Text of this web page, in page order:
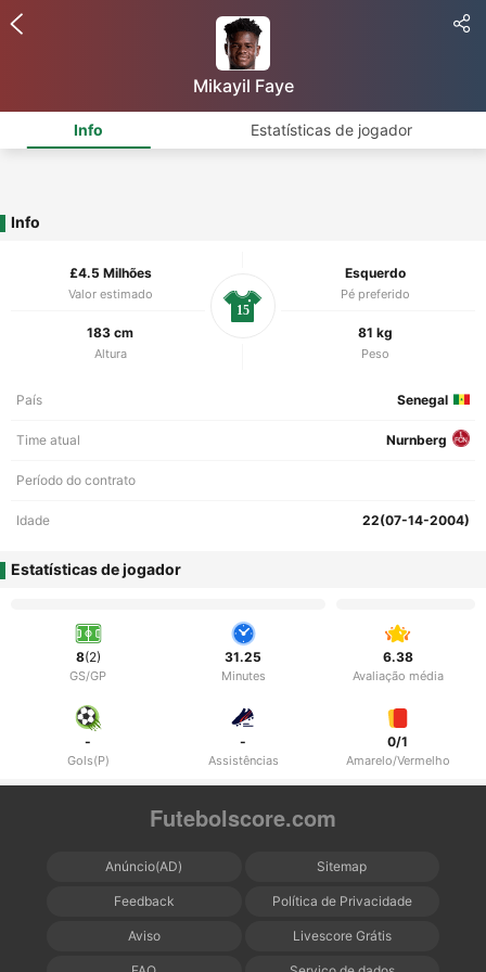
Mikayil Faye
Info Estatísticas de jogador
Info
£4.5 Milhões
Valor estimado
Esquerdo
Pé preferido
183 cm
Altura
81 kg
Peso
15
País Senegal
Time atual Nurnberg
Período do contrato
Idade 22(07-14-2004)
Estatísticas de jogador
8(2)
GS/GP
31.25
Minutes
6.38
Avaliação média
-
Gols(P)
-
Assistências
0/1
Amarelo/Vermelho
Futebolscore.com
Anúncio(AD) Sitemap
Feedback Política de Privacidade
Aviso Livescore Grátis